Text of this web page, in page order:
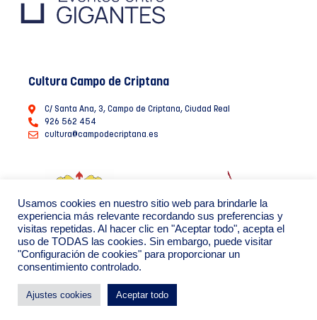
Cultura Campo de Criptana
C/ Santa Ana, 3, Campo de Criptana, Ciudad Real
926 562 454
cultura@campodecriptana.es
Ayuntamiento de Campo de Criptana 2022
Política de Privacidad de datos Política de Cookies
Usamos cookies en nuestro sitio web para brindarle la
experiencia más relevante recordando sus preferencias y
visitas repetidas. Al hacer clic en "Aceptar todo", acepta el
uso de TODAS las cookies. Sin embargo, puede visitar
"Configuración de cookies" para proporcionar un
consentimiento controlado.
Ajustes cookies Aceptar todo